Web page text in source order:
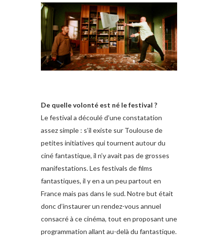
De quelle volonté est né le festival ?
Le festival a découlé d’une constatation
assez simple : s’il existe sur Toulouse de
petites initiatives qui tournent autour du
ciné fantastique, il n’y avait pas de grosses
manifestations. Les festivals de films
fantastiques, il y en a un peu partout en
France mais pas dans le sud. Notre but était
donc d’instaurer un rendez-vous annuel
consacré à ce cinéma, tout en proposant une
programmation allant au-delà du fantastique.